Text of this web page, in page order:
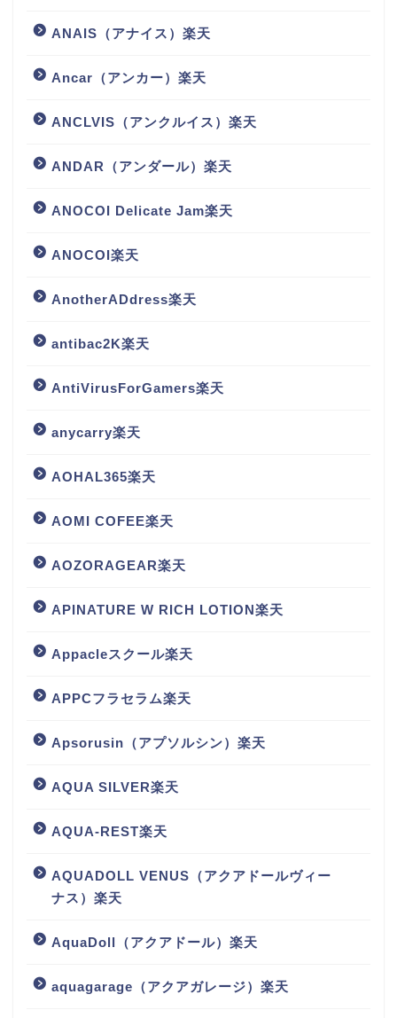
ANAIS（アナイス）楽天
Ancar（アンカー）楽天
ANCLVIS（アンクルイス）楽天
ANDAR（アンダール）楽天
ANOCOI Delicate Jam楽天
ANOCOI楽天
AnotherADdress楽天
antibac2K楽天
AntiVirusForGamers楽天
anycarry楽天
AOHAL365楽天
AOMI COFEE楽天
AOZORAGEAR楽天
APINATURE W RICH LOTION楽天
Appacleスクール楽天
APPCフラセラム楽天
Apsorusin（アプソルシン）楽天
AQUA SILVER楽天
AQUA-REST楽天
AQUADOLL VENUS（アクアドールヴィー
ナス）楽天
AquaDoll（アクアドール）楽天
aquagarage（アクアガレージ）楽天